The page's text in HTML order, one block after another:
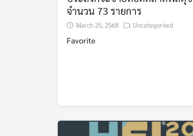
จำนวน 73 รายการ
March 25, 2568 Uncategorised
Favorite